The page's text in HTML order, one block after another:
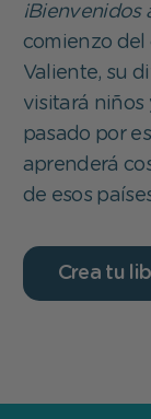
¡Bienvenidos
comienzo del
Valiente, su
visitará niños
pasado por
aprenderá
de esos
Crea tu